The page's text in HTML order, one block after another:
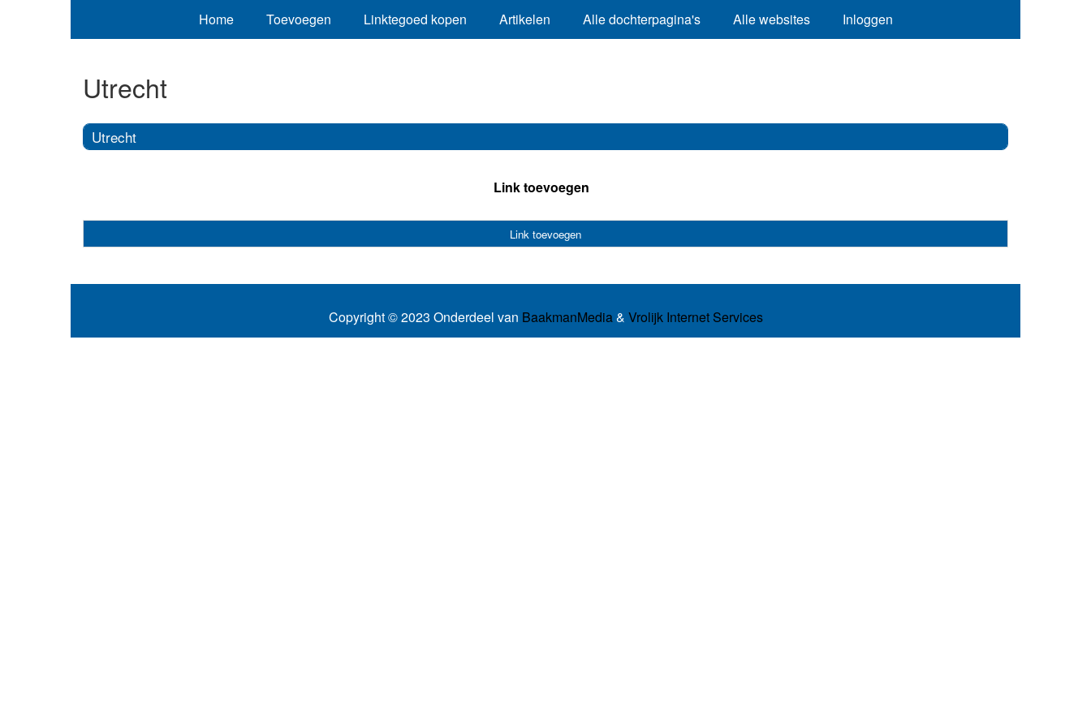
Home Toevoegen Linktegoed kopen Artikelen Alle dochterpagina's Alle websites Inloggen
Utrecht
Utrecht
Link toevoegen
Link toevoegen
Copyright © 2023 Onderdeel van BaakmanMedia& Vrolijk Internet Services